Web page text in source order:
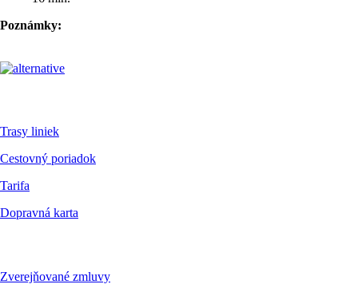
Poznámky:
Trasy liniek
Cestovný poriadok
Tarifa
Dopravná karta
Zverejňované zmluvy